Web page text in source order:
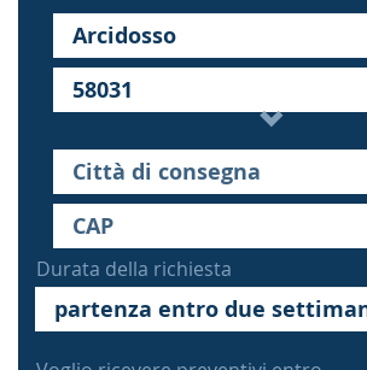
Durata della richiesta